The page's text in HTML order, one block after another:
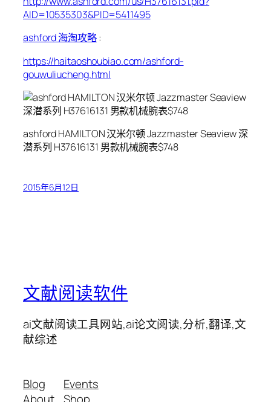
AID=10535303&PID=5411495
ashford 海淘攻略:
https://haitaoshoubiao.com/ashford-
gouwuliucheng.html
ashford HAMILTON 汉米尔顿 Jazzmaster Seaview 深
潜系列 H37616131 男款机械腕表$748
2015年6月12日
文献阅读软件
ai文献阅读工具网站,ai论文阅读,分析,翻译,文
献综述
Blog
About
Events
Shop